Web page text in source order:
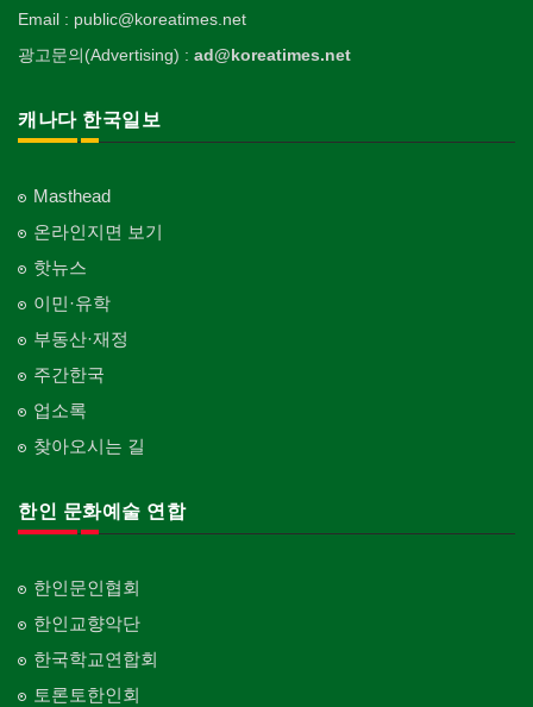
Email : public@koreatimes.net
광고문의(Advertising) : ad@koreatimes.net
캐나다 한국일보
Masthead
온라인지면 보기
핫뉴스
이민·유학
부동산·재정
주간한국
업소록
찾아오시는 길
한인 문화예술 연합
한인문인협회
한인교향악단
한국학교연합회
토론토한인회